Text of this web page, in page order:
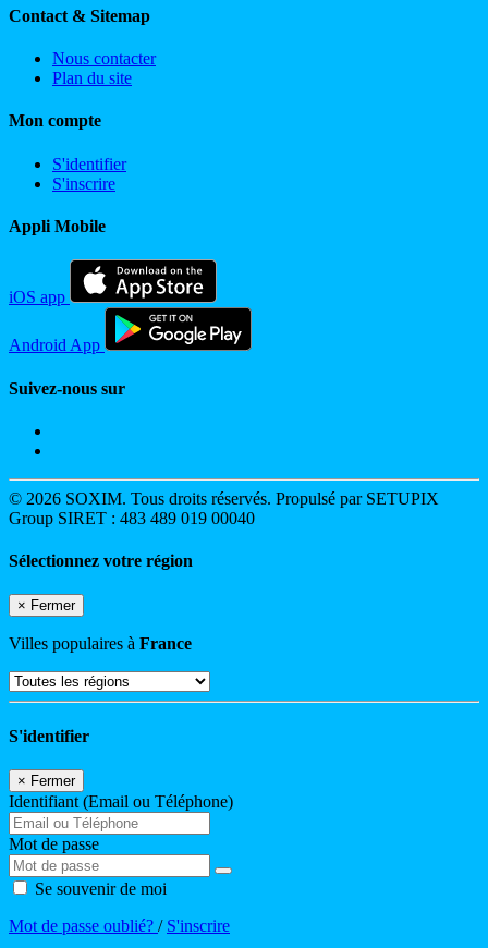
Contact & Sitemap
Nous contacter
Plan du site
Mon compte
S'identifier
S'inscrire
Appli Mobile
iOS app
Android App
Suivez-nous sur
© 2026 SOXIM. Tous droits réservés. Propulsé par SETUPIX
Group SIRET : 483 489 019 00040
Sélectionnez votre région
× Fermer
Villes populaires à France
S'identifier
× Fermer
Identifiant (Email ou Téléphone)
Mot de passe
Se souvenir de moi
Mot de passe oublié? / S'inscrire